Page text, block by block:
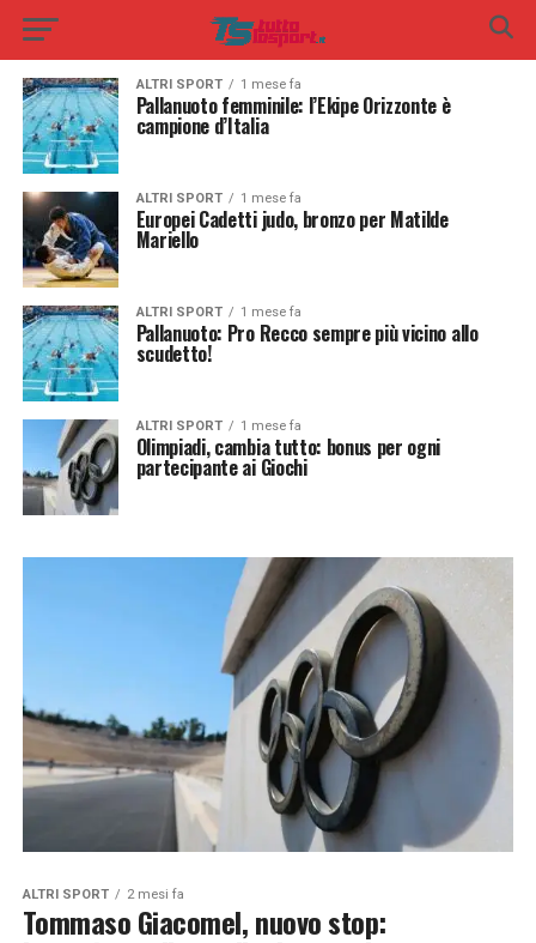
ALTRI SPORT 1 mese fa
Pallanuoto femminile: l’Ekipe Orizzonte è
campione d’Italia
ALTRI SPORT 1 mese fa
Europei Cadetti judo, bronzo per Matilde
Mariello
ALTRI SPORT 1 mese fa
Pallanuoto: Pro Recco sempre più vicino allo
scudetto!
ALTRI SPORT 1 mese fa
Olimpiadi, cambia tutto: bonus per ogni
partecipante ai Giochi
ALTRI SPORT 2 mesi fa
Tommaso Giacomel, nuovo stop: